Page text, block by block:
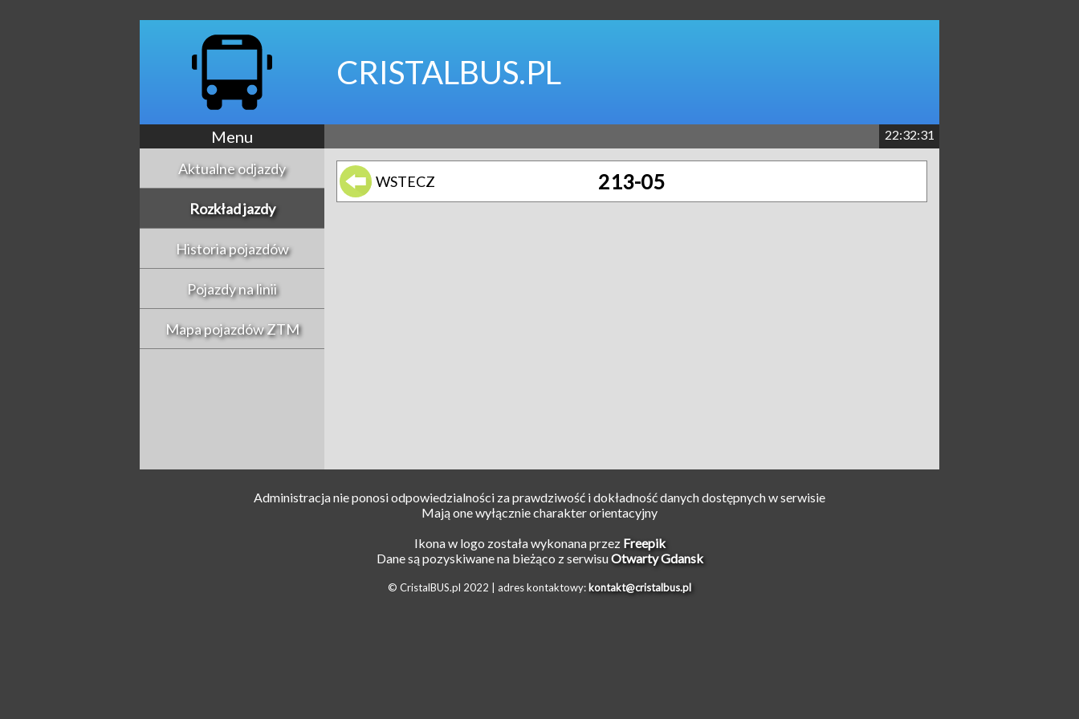
CRISTALBUS.PL
Menu 22:32:31
Aktualne odjazdy
Rozkład jazdy
Historia pojazdów
Pojazdy na linii
Mapa pojazdów ZTM
WSTECZ 213-05
Administracja nie ponosi odpowiedzialności za prawdziwość i dokładność danych dostępnych w serwisie
Mają one wyłącznie charakter orientacyjny
Ikona w logo została wykonana przez Freepik
Dane są pozyskiwane na bieżąco z serwisuOtwarty Gdansk
© CristalBUS.pl 2022 | adres kontaktowy: kontakt@cristalbus.pl